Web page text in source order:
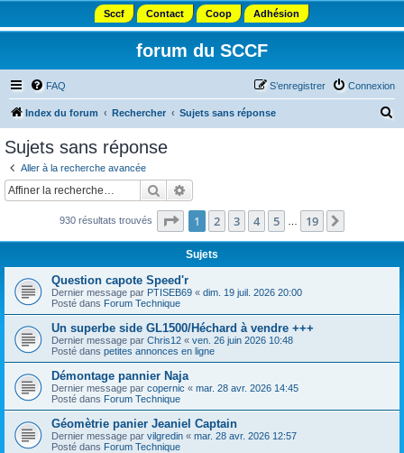
Sccf Contact Coop Adhésion
forum du SCCF
FAQ Connexion
S’enregistrer
Index du forum Rechercher Sujets sans réponse
c
Sujets sans réponse
Aller à la recherche avancée
Rechercher
930 résultats trouvés Page 1sur19
1 2 3 4 5 19
Sujets
Question capote Speed'r
Dernier message par PTISEB69 « dim. 19 juil. 2026 20:00
Posté dans Forum Technique
Un superbe side GL1500/Héchard à vendre +++
Dernier message par Chris12 « ven. 26 juin 2026 10:48
Posté dans petites annonces en ligne
Démontage pannier Naja
Dernier message par copernic « mar. 28 avr. 2026 14:45
Posté dans Forum Technique
Géomètrie panier Jeaniel Captain
Dernier message par vilgredin « mar. 28 avr. 2026 12:57
Posté dans Forum Technique